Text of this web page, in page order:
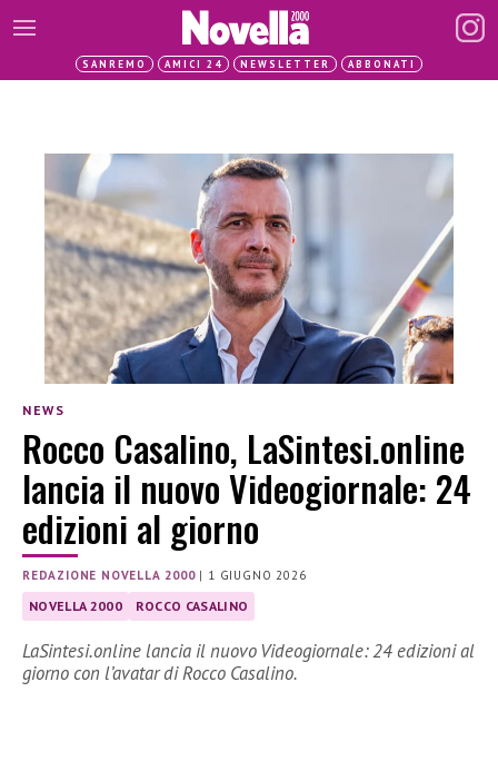
SANREMO AMICI 24 NEWSLETTER ABBONATI
NEWS
Rocco Casalino, LaSintesi.online
lancia il nuovo Videogiornale: 24
edizioni al giorno
REDAZIONE NOVELLA 2000| 1 GIUGNO 2026
NOVELLA 2000 ROCCO CASALINO
LaSintesi.online lancia il nuovo Videogiornale: 24 edizioni al
giorno con l’avatar di Rocco Casalino.